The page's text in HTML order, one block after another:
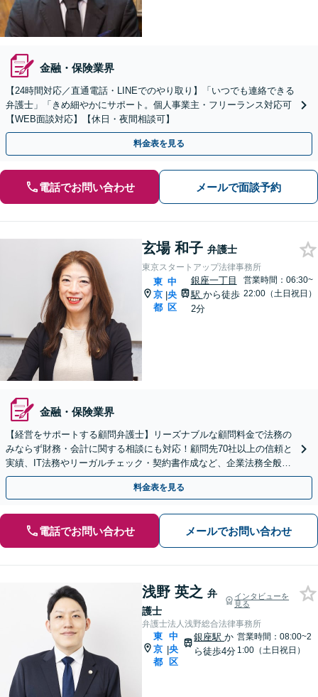
金融・保険業界
【24時間対応／直通電話・LINEでのやり取り】「いつでも連絡できる
弁護士」「きめ細やかにサポート。個人事業主・フリーランス対応可
【WEB面談対応】【休日・夜間相談可】
料金表を見る
電話でお問い合わせ メールで面談予約
玄場 和子 弁護士
東京スタートアップ法律事務所
東
京
都
|
中
央
区
銀座一丁目
駅 から徒歩
2分
営業時間：06:30~
22:00（土日祝日）
金融・保険業界
【経営をサポートする顧問弁護士】リーズナブルな顧問料金で法務の
みならず財務・会計に関する相談にも対応！顧問先70社以上の信頼と
実績、IT法務やリーガルチェック・契約書作成など、企業法務全般に
ついてお気軽にご相談ください。
料金表を見る
電話でお問い合わせ メールでお問い合わせ
浅野 英之 弁
護士
インタビューを
見る
弁護士法人浅野総合法律事務所
東
京
都
|
中
央
区
銀座駅か
ら徒歩4分
営業時間：08:00~2
1:00（土日祝日）